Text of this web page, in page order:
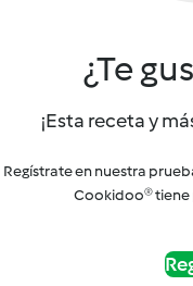
¿Te
¡Esta receta y
Regístrate en nuestra
Cookidoo® tiene